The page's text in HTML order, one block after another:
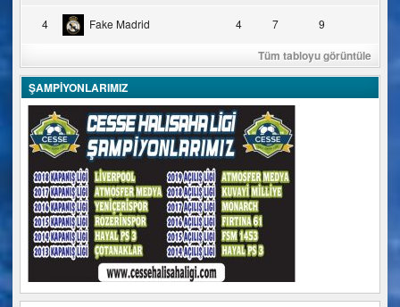
4 Fake Madrid 4 7 9
Tüm tabloyu görüntüle
ŞAMPİYONLARIMIZ